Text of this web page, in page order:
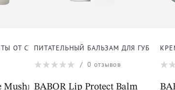
ОТ СТРЕССА ДЛЯ ЛИЦА
Mushroom Cream Cleanformance
ПИТАТЕЛЬНЫЙ БАЛЬЗАМ ДЛЯ ГУБ
/0 отзывов
BABOR Lip Protect Balm